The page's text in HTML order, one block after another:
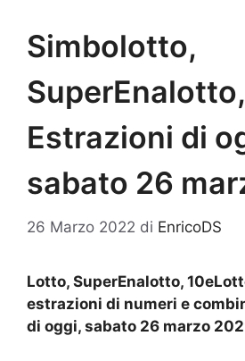
Simbolotto,
Estrazioni di
sabato 26
26 Marzo 2022 di EnricoDS
Lotto, SuperEnalotto,
estrazioni di numeri e
di oggi, sabato 26 marzo